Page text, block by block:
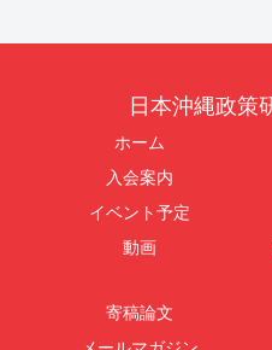
日本沖縄政策
ホーム
入会案内
イベント予定
動画
寄稿論文